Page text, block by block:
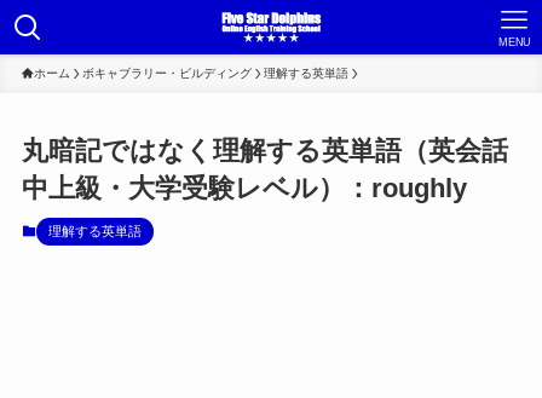
MENU
ホーム ボキャブラリー・ビルディング 理解する英単語
丸暗記ではなく理解する英単語（英会話
中上級・大学受験レベル）：roughly
理解する英単語